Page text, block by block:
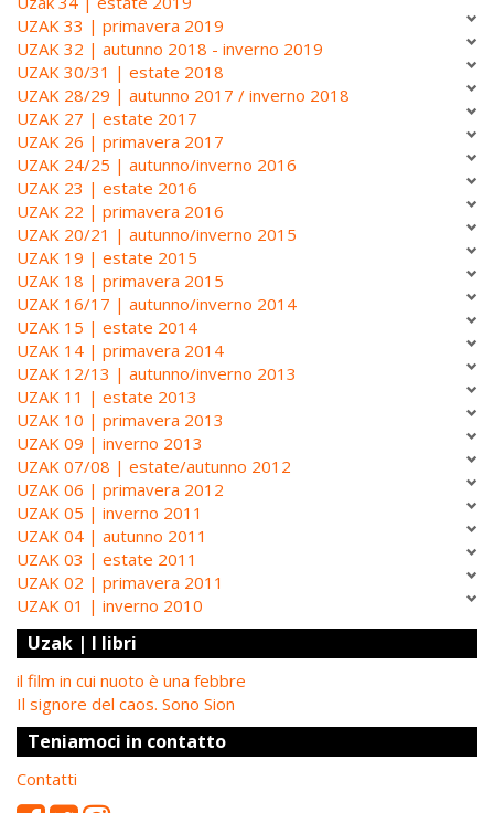
UZAK 33 | primavera 2019
UZAK 32 | autunno 2018 - inverno 2019
UZAK 30/31 | estate 2018
UZAK 28/29 | autunno 2017 / inverno 2018
UZAK 27 | estate 2017
UZAK 26 | primavera 2017
UZAK 24/25 | autunno/inverno 2016
UZAK 23 | estate 2016
UZAK 22 | primavera 2016
UZAK 20/21 | autunno/inverno 2015
UZAK 19 | estate 2015
UZAK 18 | primavera 2015
UZAK 16/17 | autunno/inverno 2014
UZAK 15 | estate 2014
UZAK 14 | primavera 2014
UZAK 12/13 | autunno/inverno 2013
UZAK 11 | estate 2013
UZAK 10 | primavera 2013
UZAK 09 | inverno 2013
UZAK 07/08 | estate/autunno 2012
UZAK 06 | primavera 2012
UZAK 05 | inverno 2011
UZAK 04 | autunno 2011
UZAK 03 | estate 2011
UZAK 02 | primavera 2011
UZAK 01 | inverno 2010
Uzak | I libri
il film in cui nuoto è una febbre
Il signore del caos. Sono Sion
Teniamoci in contatto
Contatti